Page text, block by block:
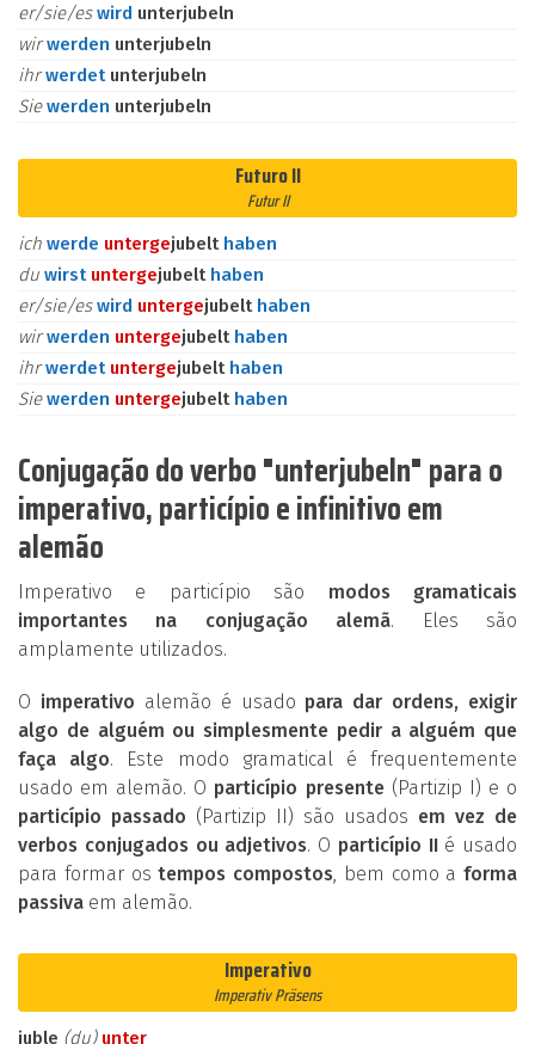
er/sie/eswird unterjubeln
wirwerden unterjubeln
ihrwerdet unterjubeln
Siewerden unterjubeln
Futuro II
Futur II
ich werde untergejubelt haben
du wirst untergejubelt haben
er/sie/eswird untergejubelt haben
wirwerden untergejubelt haben
ihrwerdet untergejubelt haben
Siewerden untergejubelt haben
Conjugação do verbo "unterjubeln" para o
imperativo, particípio e infinitivo em
alemão
Imperativo e particípio são modos gramaticais
importantes na conjugação alemã. Eles são
amplamente utilizados.
O imperativo alemão é usado para dar ordens, exigir
algo de alguém ou simplesmente pedir a alguém que
faça algo. Este modo gramatical é frequentemente
usado em alemão. O particípio presente(Partizip I) e o
particípio passado (Partizip II) são usados em vez de
verbos conjugados ou adjetivos. O particípio IIé usado
para formar ostempos compostos, bem como a forma
passiva em alemão.
Imperativo
Imperativ Präsens
juble (du) unter